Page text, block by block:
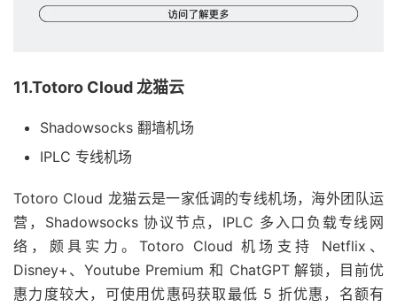
11.Totoro Cloud 龙猫云
Shadowsocks 翻墙机场
IPLC 专线机场
Totoro Cloud 龙猫云是一家低调的专线机场，海外团队运
营，Shadowsocks 协议节点，IPLC 多入口负载专线网
络，颇具实力。Totoro Cloud 机场支持 Netflix、
Disney+、Youtube Premium 和 ChatGPT 解锁，目前优
惠力度较大，可使用优惠码获取最低 5 折优惠，名额有